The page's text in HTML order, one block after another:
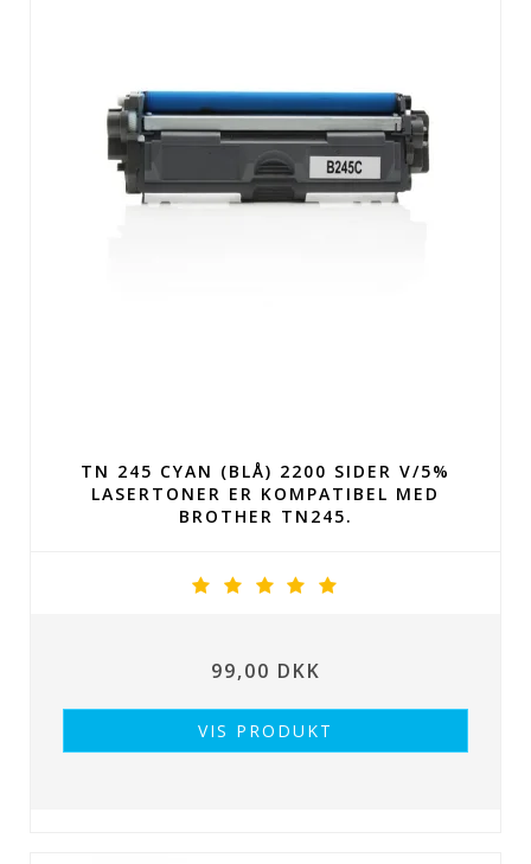
TN 245 CYAN (BLÅ) 2200 SIDER V/5%
LASERTONER ER KOMPATIBEL MED
BROTHER TN245.
99,00 DKK
VIS PRODUKT